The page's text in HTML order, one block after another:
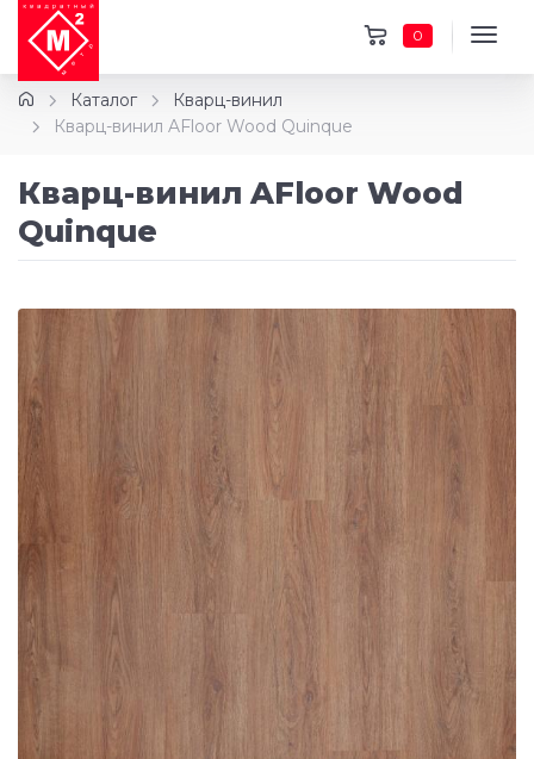
0
Каталог
Кварц-винил
Кварц-винил AFloor Wood Quinque
Кварц-винил AFloor Wood
Quinque